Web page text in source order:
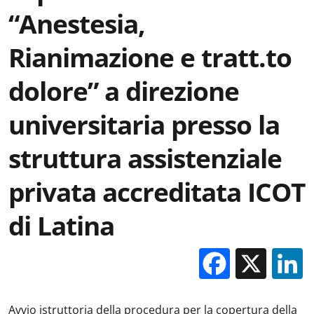
“Anestesia,
Rianimazione e tratt.to
dolore” a direzione
universitaria presso la
struttura assistenziale
privata accreditata ICOT
di Latina
X
Avvio istruttoria della procedura per la copertura della